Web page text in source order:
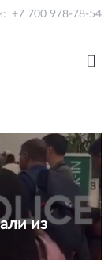
+7 700 978-78-54
из